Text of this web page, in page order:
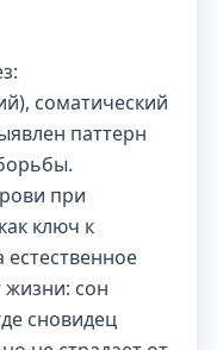
соматический
паттерн
при
ключ к
жизни: сон
сновидец